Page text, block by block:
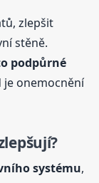
zlepšit
stěně.
podpůrné
je onemocnění
systému,